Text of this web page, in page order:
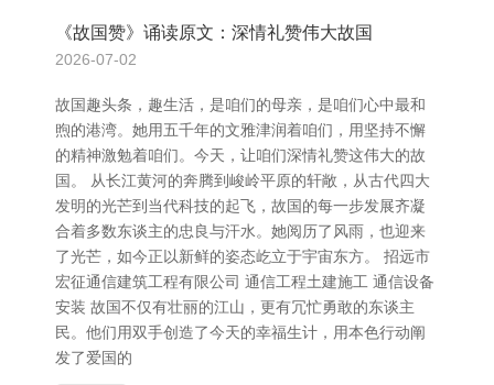
《故国赞》诵读原文：深情礼赞伟大故国
2026-07-02
故国趣头条，趣生活，是咱们的母亲，是咱们心中最和
煦的港湾。她用五千年的文雅津润着咱们，用坚持不懈
的精神激勉着咱们。今天，让咱们深情礼赞这伟大的故
国。 从长江黄河的奔腾到峻岭平原的轩敞，从古代四大
发明的光芒到当代科技的起飞，故国的每一步发展齐凝
合着多数东谈主的忠良与汗水。她阅历了风雨，也迎来
了光芒，如今正以新鲜的姿态屹立于宇宙东方。 招远市
宏征通信建筑工程有限公司 通信工程土建施工 通信设备
安装 故国不仅有壮丽的江山，更有冗忙勇敢的东谈主
民。他们用双手创造了今天的幸福生计，用本色行动阐
发了爱国的